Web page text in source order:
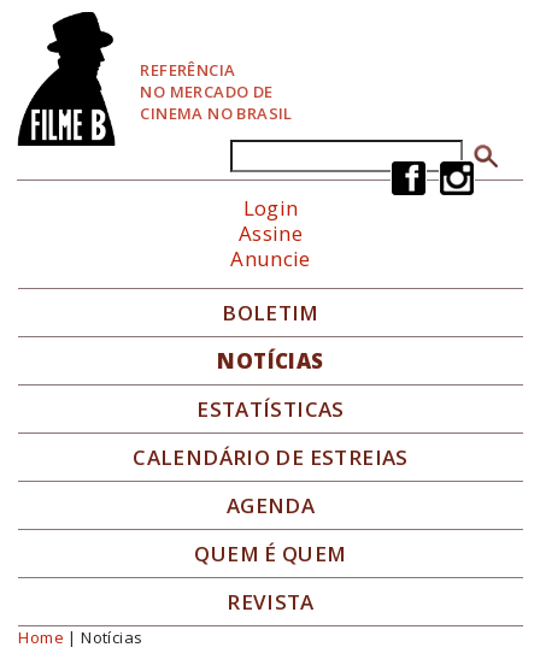
REFERÊNCIA
NO MERCADO DE
CINEMA NO BRASIL
Formulário de busca
Login
Assine
Anuncie
BOLETIM
NOTÍCIAS
ESTATÍSTICAS
CALENDÁRIO DE ESTREIAS
AGENDA
QUEM É QUEM
REVISTA
Você está aqui
Home | Notícias